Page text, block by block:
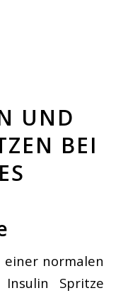
UND
BEI
normalen
Spritze